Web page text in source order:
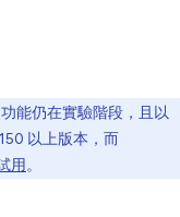
能仍在實驗階段，且以
以上版本，而
用。